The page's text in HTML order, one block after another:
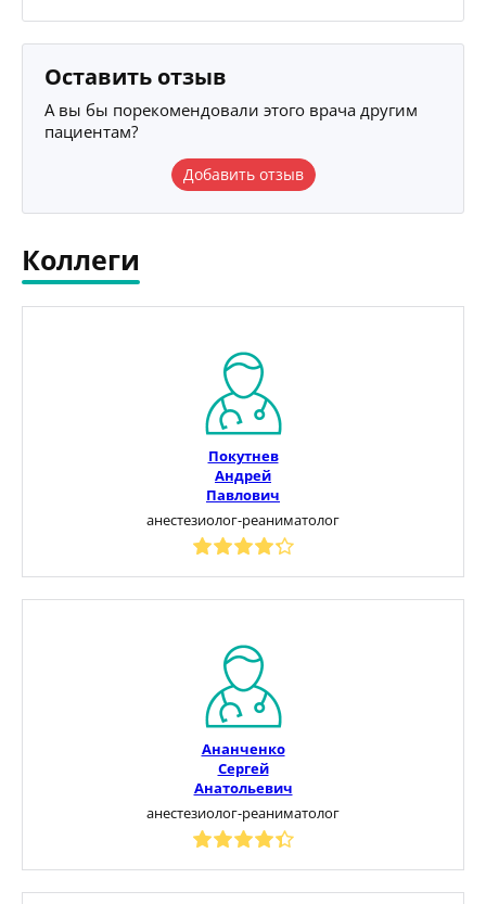
Оставить отзыв
А вы бы порекомендовали этого врача другим
пациентам?
Добавить отзыв
Коллеги
Покутнев
Андрей
Павлович
анестезиолог-реаниматолог
Ананченко
Сергей
Анатольевич
анестезиолог-реаниматолог